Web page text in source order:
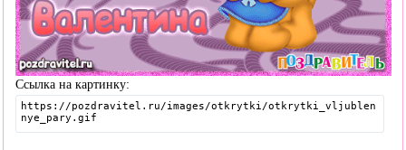
Ссылка на картинку: